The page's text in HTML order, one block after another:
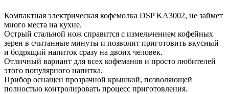
Компактная электрическая кофемолка DSP KA3002, не займет
много места на кухне.
Острый стальной нож справится с измельчением кофейных
зерен в считанные минуты и позволит приготовить вкусный
и бодрящий напиток сразу на двоих человек.
Отличный вариант для всех кофеманов и просто любителей
этого популярного напитка.
Прибор оснащен прозрачной крышкой, позволяющей
полностью контролировать процесс приготовления.